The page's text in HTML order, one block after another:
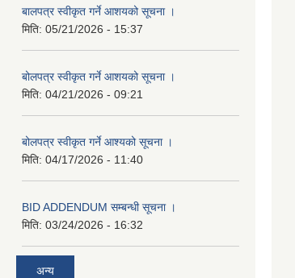
बालपत्र स्वीकृत गर्ने आशयको सूचना ।
मिति: 05/21/2026 - 15:37
बोलपत्र स्वीकृत गर्ने आशयको सूचना ।
मिति: 04/21/2026 - 09:21
बोलपत्र स्वीकृत गर्ने आश्यको सूचना ।
मिति: 04/17/2026 - 11:40
BID ADDENDUM सम्बन्धी सूचना ।
मिति: 03/24/2026 - 16:32
अन्य